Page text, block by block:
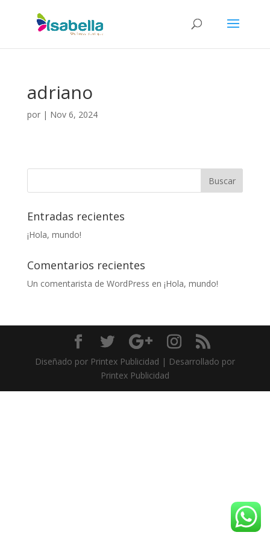
adriano
por | Nov 6, 2024
Entradas recientes
¡Hola, mundo!
Comentarios recientes
Un comentarista de WordPress en ¡Hola, mundo!
Diseñado por Printex Publicidad | Desarrollado por
Printex Publicidad